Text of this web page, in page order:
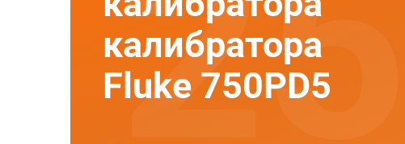
калибратора
Fluke 750PD5